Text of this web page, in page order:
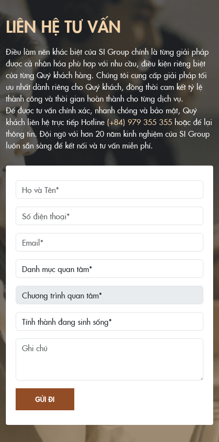
LIÊN HỆ TƯ VẤN
Điều làm nên khác biệt của SI Group chính là từng giải pháp
được cá nhân hóa phù hợp với nhu cầu, điều kiện riêng biệt
của từng Quý khách hàng. Chúng tôi cung cấp giải pháp tối
ưu nhất dành riêng cho Quý khách, đồng thời cam kết tỷ lệ
thành công và thời gian hoàn thành cho từng dịch vụ.
Để được tư vấn chính xác, nhanh chóng và bảo mật, Quý
khách liên hệ trực tiếp Hotline (+84) 979 355 355 hoặc để lại
thông tin. Đội ngũ với hơn 20 năm kinh nghiệm của SI Group
luôn sẵn sàng để kết nối và tư vấn miễn phí.
GỬI ĐI